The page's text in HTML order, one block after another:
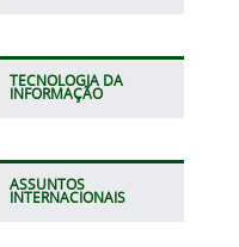
TECNOLOGIA DA
INFORMAÇÃO
ASSUNTOS
INTERNACIONAIS